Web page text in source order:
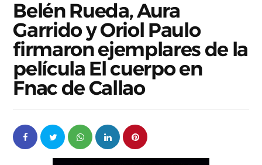
Belén Rueda, Aura
Garrido y Oriol Paulo
firmaron ejemplares de la
película El cuerpo en
Fnac de Callao